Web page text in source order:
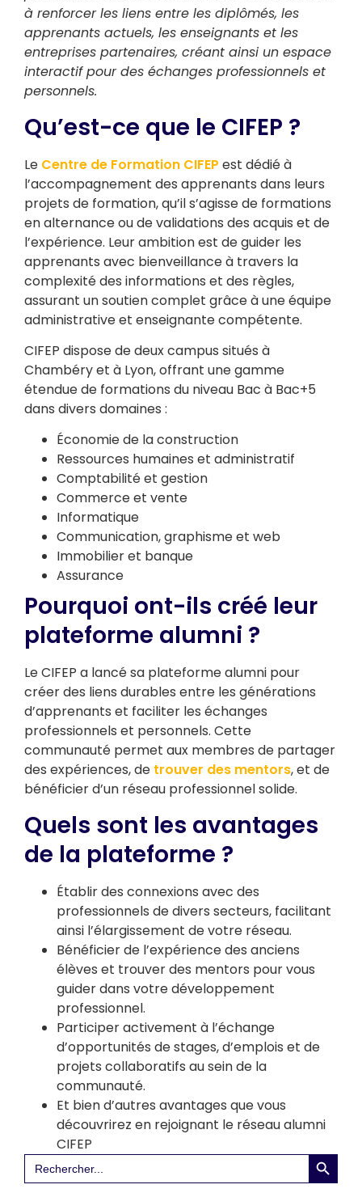
à renforcer les liens entre les diplômés, les
apprenants actuels, les enseignants et les
entreprises partenaires, créant ainsi un espace
interactif pour des échanges professionnels et
personnels.
Qu’est-ce que le CIFEP ?
Le Centre de Formation CIFEP est dédié à
l’accompagnement des apprenants dans leurs
projets de formation, qu’il s’agisse de formations
en alternance ou de validations des acquis et de
l’expérience. Leur ambition est de guider les
apprenants avec bienveillance à travers la
complexité des informations et des règles,
assurant un soutien complet grâce à une équipe
administrative et enseignante compétente.
CIFEP dispose de deux campus situés à
Chambéry et à Lyon, offrant une gamme
étendue de formations du niveau Bac à Bac+5
dans divers domaines :
Économie de la construction
Ressources humaines et administratif
Comptabilité et gestion
Commerce et vente
Informatique
Communication, graphisme et web
Immobilier et banque
Assurance
Pourquoi ont-ils créé leur
plateforme alumni ?
Le CIFEP a lancé sa plateforme alumni pour
créer des liens durables entre les générations
d’apprenants et faciliter les échanges
professionnels et personnels. Cette
communauté permet aux membres de partager
des expériences, de trouver des mentors, et de
bénéficier d’un réseau professionnel solide.
Quels sont les avantages
de la plateforme ?
Établir des connexions avec des
professionnels de divers secteurs, facilitant
ainsi l’élargissement de votre réseau.
Bénéficier de l’expérience des anciens
élèves et trouver des mentors pour vous
guider dans votre développement
professionnel.
Participer activement à l’échange
d’opportunités de stages, d’emplois et de
projets collaboratifs au sein de la
communauté.
Et bien d’autres avantages que vous
découvrirez en rejoignant le réseau alumni
CIFEP
Search
for:
Search